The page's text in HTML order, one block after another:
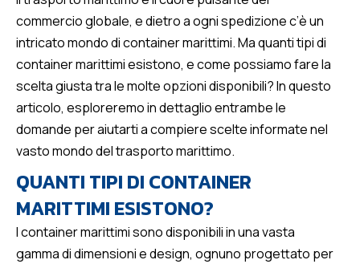
commercio globale, e dietro a ogni spedizione c’è un
intricato mondo di container marittimi. Ma quanti tipi di
container marittimi esistono, e come possiamo fare la
scelta giusta tra le molte opzioni disponibili? In questo
articolo, esploreremo in dettaglio entrambe le
domande per aiutarti a compiere scelte informate nel
vasto mondo del trasporto marittimo.
QUANTI TIPI DI CONTAINER
MARITTIMI ESISTONO?
I container marittimi sono disponibili in una vasta
gamma di dimensioni e design, ognuno progettato per